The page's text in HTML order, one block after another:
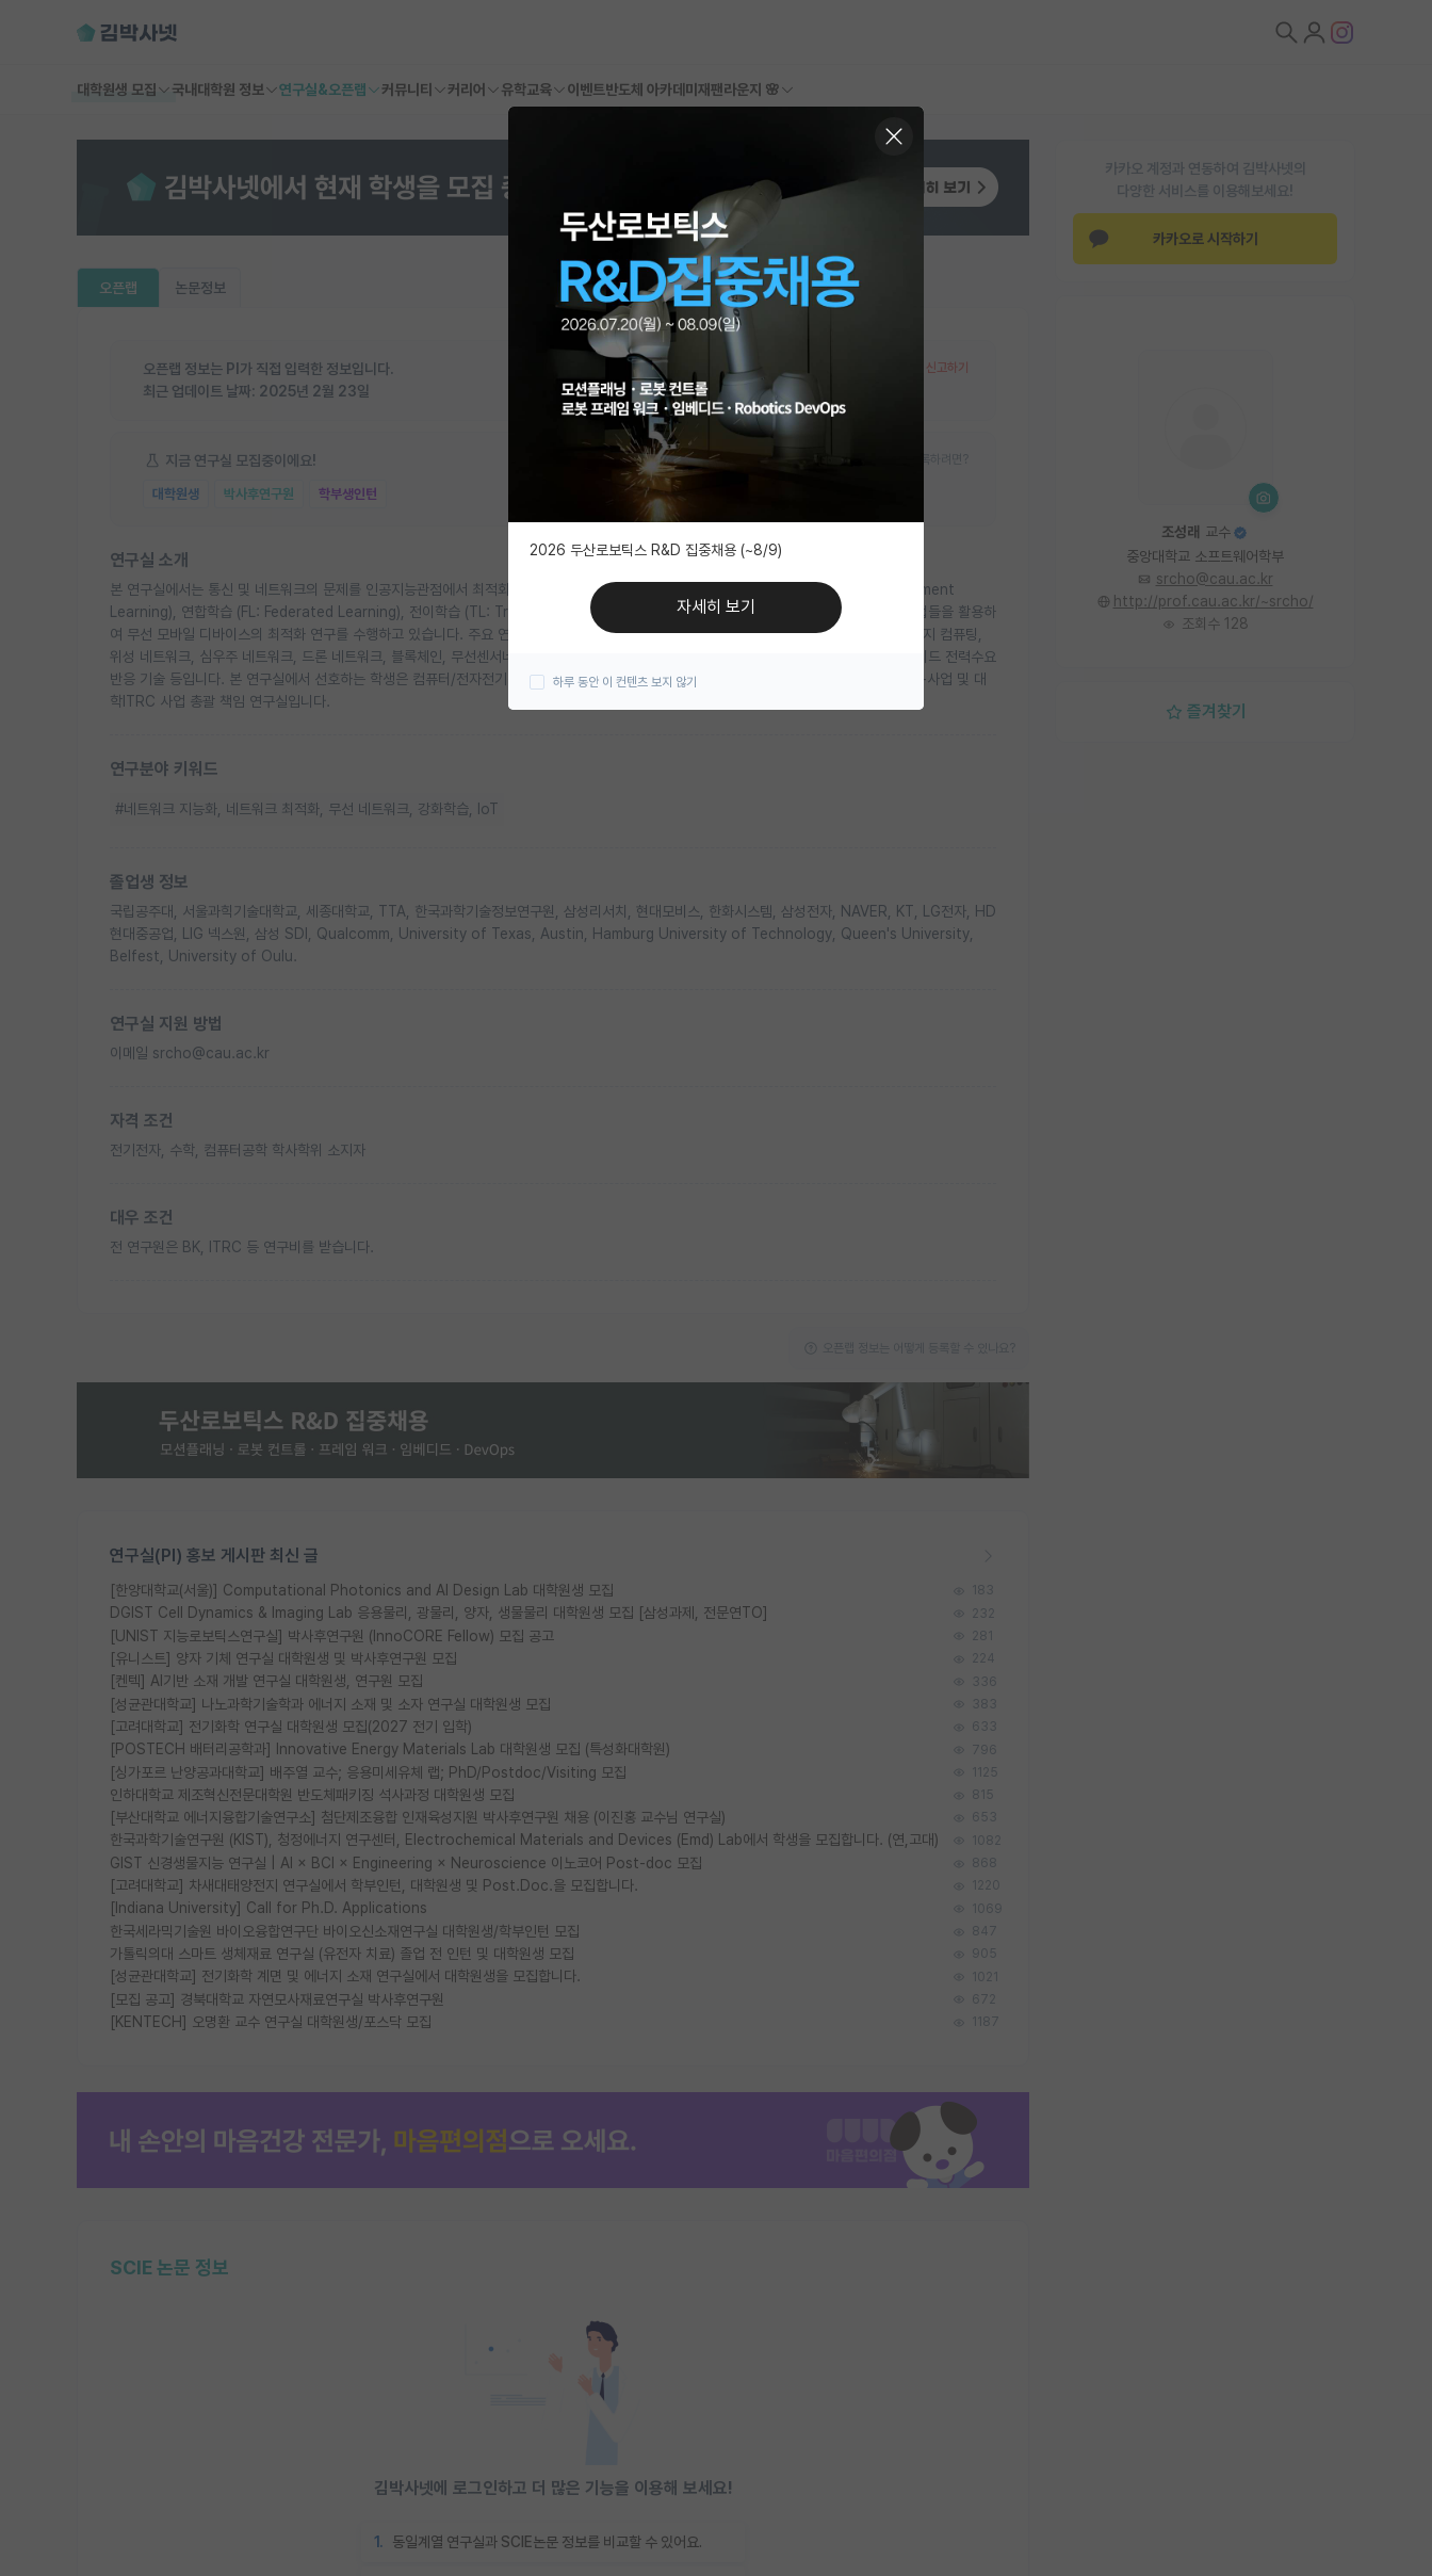
대학원생 모집 국내대학원 정보 연구실&오픈랩 커뮤니티 커리어 유학교육 이벤트반도체 아카데미 재팬라운지 🌸
오픈랩 논문정보
오픈랩 정보는 PI가 직접 입력한 정보입니다.
최근 업데이트 날짜: 2025년 2월 23일
오픈랩 정보 오류 신고하기
지금 연구실 모집중이에요!
대학원생 박사후연구원 학부생인턴
대학원생, 박사후연구원, 학부생인턴 모집여부를 등록하려면?
연구실 소개
본 연구실에서는 통신 및 네트워크의 문제를 인공지능관점에서 최적화하는 연구를 진행하고 있습니다. 구체적으로 강화학습 (RL: Reinforcement
Learning), 연합학습 (FL: Federated Learning), 전이학습 (TL: Transfer Learning) 등 다양한 기계학습 (ML: Machine Learning) 기법들을 활용하
여 무선 모바일 디바이스의 최적화 연구를 수행하고 있습니다. 주요 연구분야는 5G/6G 차세대 셀룰라 네트워크, IoT (사물인터넷), 모바일 엣지 컴퓨팅,
위성 네트워크, 심우주 네트워크, 드론 네트워크, 블록체인, 무선센서네트워크, 바이오-나노-통신 네트워크, 차량용 통신 네트워크, 스마트 그리드 전력수요
반응 기술 등입니다. 본 연구실에서 선호하는 학생은 컴퓨터/전자전기공학 뿐만아니라 수학을 잘 하는 비전공자도 환영합니다. 현재 BK4단계+사업 및 대
학ITRC 사업 총괄 책임 연구실입니다.
연구분야 키워드
#네트워크 지능화, 네트워크 최적화, 무선 네트워크, 강화학습, IoT
졸업생 정보
국립공주대, 서울과힉기술대학교, 세종대학교, TTA, 한국과학기술정보연구원, 삼성리서치, 현대모비스, 한화시스템, 삼성전자, NAVER, KT, LG전자, HD
현대중공업, LIG 넥스원, 삼성 SDI, Qualcomm, University of Texas, Austin, Hamburg University of Technology, Queen's University,
Belfest, University of Oulu.
연구실 지원 방법
이메일 srcho@cau.ac.kr
자격 조건
전기전자, 수학, 컴퓨터공학 학사학위 소지자
대우 조건
전 연구원은 BK, ITRC 등 연구비를 받습니다.
오픈랩 정보는 어떻게 등록할 수 있나요?
연구실(PI) 홍보 게시판 최신 글
[한양대학교(서울)] Computational Photonics and AI Design Lab 대학원생 모집 183
DGIST Cell Dynamics & Imaging Lab 응용물리, 광물리, 양자, 생물물리 대학원생 모집 [삼성과제, 전문연TO] 232
[UNIST 지능로보틱스연구실] 박사후연구원 (InnoCORE Fellow) 모집 공고 281
[유니스트] 양자 기체 연구실 대학원생 및 박사후연구원 모집 224
[켄텍] AI기반 소재 개발 연구실 대학원생, 연구원 모집 336
[성균관대학교] 나노과학기술학과 에너지 소재 및 소자 연구실 대학원생 모집 383
[고려대학교] 전기화학 연구실 대학원생 모집(2027 전기 입학) 633
[POSTECH 배터리공학과] Innovative Energy Materials Lab 대학원생 모집 (특성화대학원) 796
[싱가포르 난양공과대학교] 배주열 교수; 응용미세유체 랩; PhD/Postdoc/Visiting 모집 1125
인하대학교 제조혁신전문대학원 반도체패키징 석사과정 대학원생 모집 815
[부산대학교 에너지융합기술연구소] 첨단제조융합 인재육성지원 박사후연구원 채용 (이진홍 교수님 연구실) 653
한국과학기술연구원 (KIST), 청정에너지 연구센터, Electrochemical Materials and Devices (Emd) Lab에서 학생을 모집합니다. (연,고대) 1082
GIST 신경생물지능 연구실 | AI × BCI × Engineering × Neuroscience 이노코어 Post-doc 모집 868
[고려대학교] 차새대태양전지 연구실에서 학부인턴, 대학원생 및 Post.Doc.을 모집합니다. 1220
[Indiana University] Call for Ph.D. Applications 1069
한국세라믹기술원 바이오융합연구단 바이오신소재연구실 대학원생/학부인턴 모집 847
가톨릭의대 스마트 생체재료 연구실 (유전자 치료) 졸업 전 인턴 및 대학원생 모집 905
[성균관대학교] 전기화학 계면 및 에너지 소재 연구실에서 대학원생을 모집합니다. 1021
[모집 공고] 경북대학교 자연모사재료연구실 박사후연구원 672
[KENTECH] 오명환 교수 연구실 대학원생/포스닥 모집 1187
SCIE 논문 정보
김박사넷에 로그인하고 더 많은 기능을 이용해 보세요!
1. 동일계열 연구실과 SCIE논문 정보를 비교할 수 있어요.
2026 두산로보틱스 R&D 집중채용 (~8/9)
자세히 보기
하루 동안 이 컨텐츠 보지 않기
카카오 계정과 연동하여 김박사넷의
다양한 서비스를 이용해보세요!
카카오로 시작하기
조성래 교수
중앙대학교 소프트웨어학부
srcho@cau.ac.kr
http://prof.cau.ac.kr/~srcho/
조회수 128
즐겨찾기